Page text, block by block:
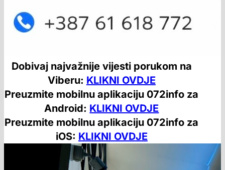
Dobivaj najvažnije vijesti porukom na
Viberu: KLIKNI OVDJE
Preuzmite mobilnu aplikaciju 072info za
Android: KLIKNI OVDJE
Preuzmite mobilnu aplikaciju 072info za
iOS: KLIKNI OVDJE